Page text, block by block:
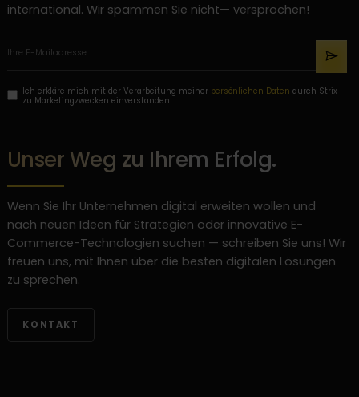
international. Wir spammen Sie nicht— versprochen!
Ich erkläre mich mit der Verarbeitung meiner persönlichen Daten durch Strix
zu Marketingzwecken einverstanden.
Unser Weg zu Ihrem Erfolg.
Wenn Sie Ihr Unternehmen digital erweiten wollen und
nach neuen Ideen für Strategien oder innovative E-
Commerce-Technologien suchen — schreiben Sie uns! Wir
freuen uns, mit Ihnen über die besten digitalen Lösungen
zu sprechen.
KONTAKT